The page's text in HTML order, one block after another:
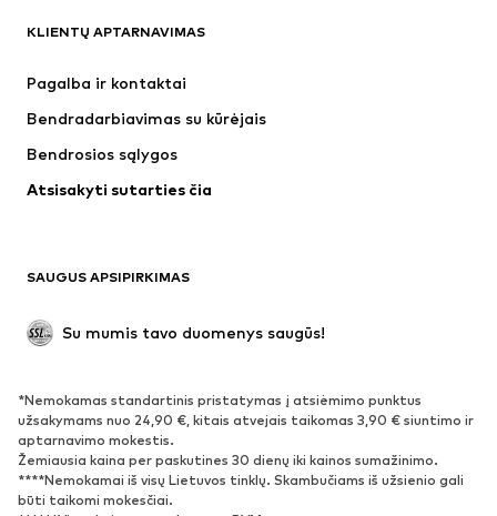
Naujienos
Apatiniai
Paltai
Proginiai
Išskirtiniai
BATAI
Naujienos
Sportbačiai
Aulinukai
KLIENTŲ APTARNAVIMAS
Pagalba ir kontaktai
Bendradarbiavimas su kūrėjais
Bendrosios sąlygos
Atsisakyti sutarties čia
SAUGUS APSIPIRKIMAS
Su mumis tavo duomenys saugūs!
*Nemokamas standartinis pristatymas į atsiėmimo punktus
užsakymams nuo 24,90 €, kitais atvejais taikomas 3,90 € siuntimo ir
aptarnavimo mokestis.
Žemiausia kaina per paskutines 30 dienų iki kainos sumažinimo.
****Nemokamai iš visų Lietuvos tinklų. Skambučiams iš užsienio gali
būti taikomi mokesčiai.